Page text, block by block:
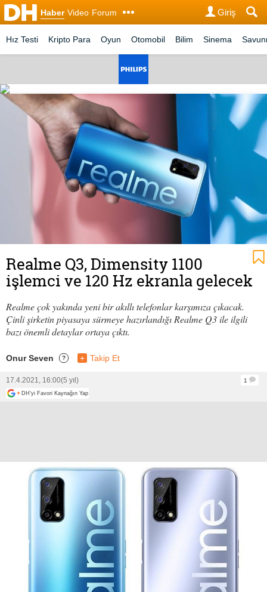
Haber Video Forum Giriş
Hız Testi Kripto Para Oyun Otomobil Bilim Sinema
Realme Q3, Dimensity 1100
işlemci ve 120 Hz ekranla gelecek
Realme çok yakında yeni bir akıllı telefonlar karşımıza çıkacak.
Çinli şirketin piyasaya sürmeye hazırlandığı Realme Q3 ile ilgili
bazı önemli detaylar ortaya çıktı.
Onur Seven ? + Takip Et
17.4.2021, 16:00(5 yıl)
1
+ DH'yi Favori Kaynağın Yap